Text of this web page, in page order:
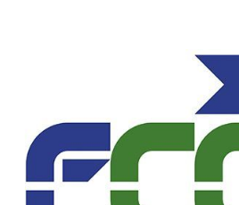
temporada 2026/2027 será
fútbol sala español con una
competiciones tras la
Asamblea General de la
formatos que dan lugar a la
Prime Futsal y la unificación
competiciones coperas bajo
España S.M. El Rey,